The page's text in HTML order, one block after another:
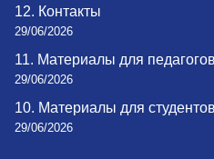
12. Контакты
29/06/2026
11. Материалы для
29/06/2026
10. Материалы для
29/06/2026